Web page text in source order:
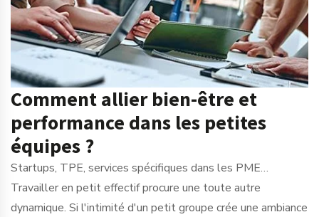
Comment allier bien-être et
performance dans les petites
équipes ?
Startups, TPE, services spécifiques dans les PME…
Travailler en petit effectif procure une toute autre
dynamique. Si l'intimité d'un petit groupe crée une ambiance